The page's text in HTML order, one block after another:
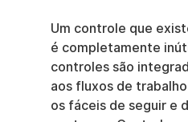
Um controle que
é completamente
controles são
aos fluxos de
os fáceis de seguir e